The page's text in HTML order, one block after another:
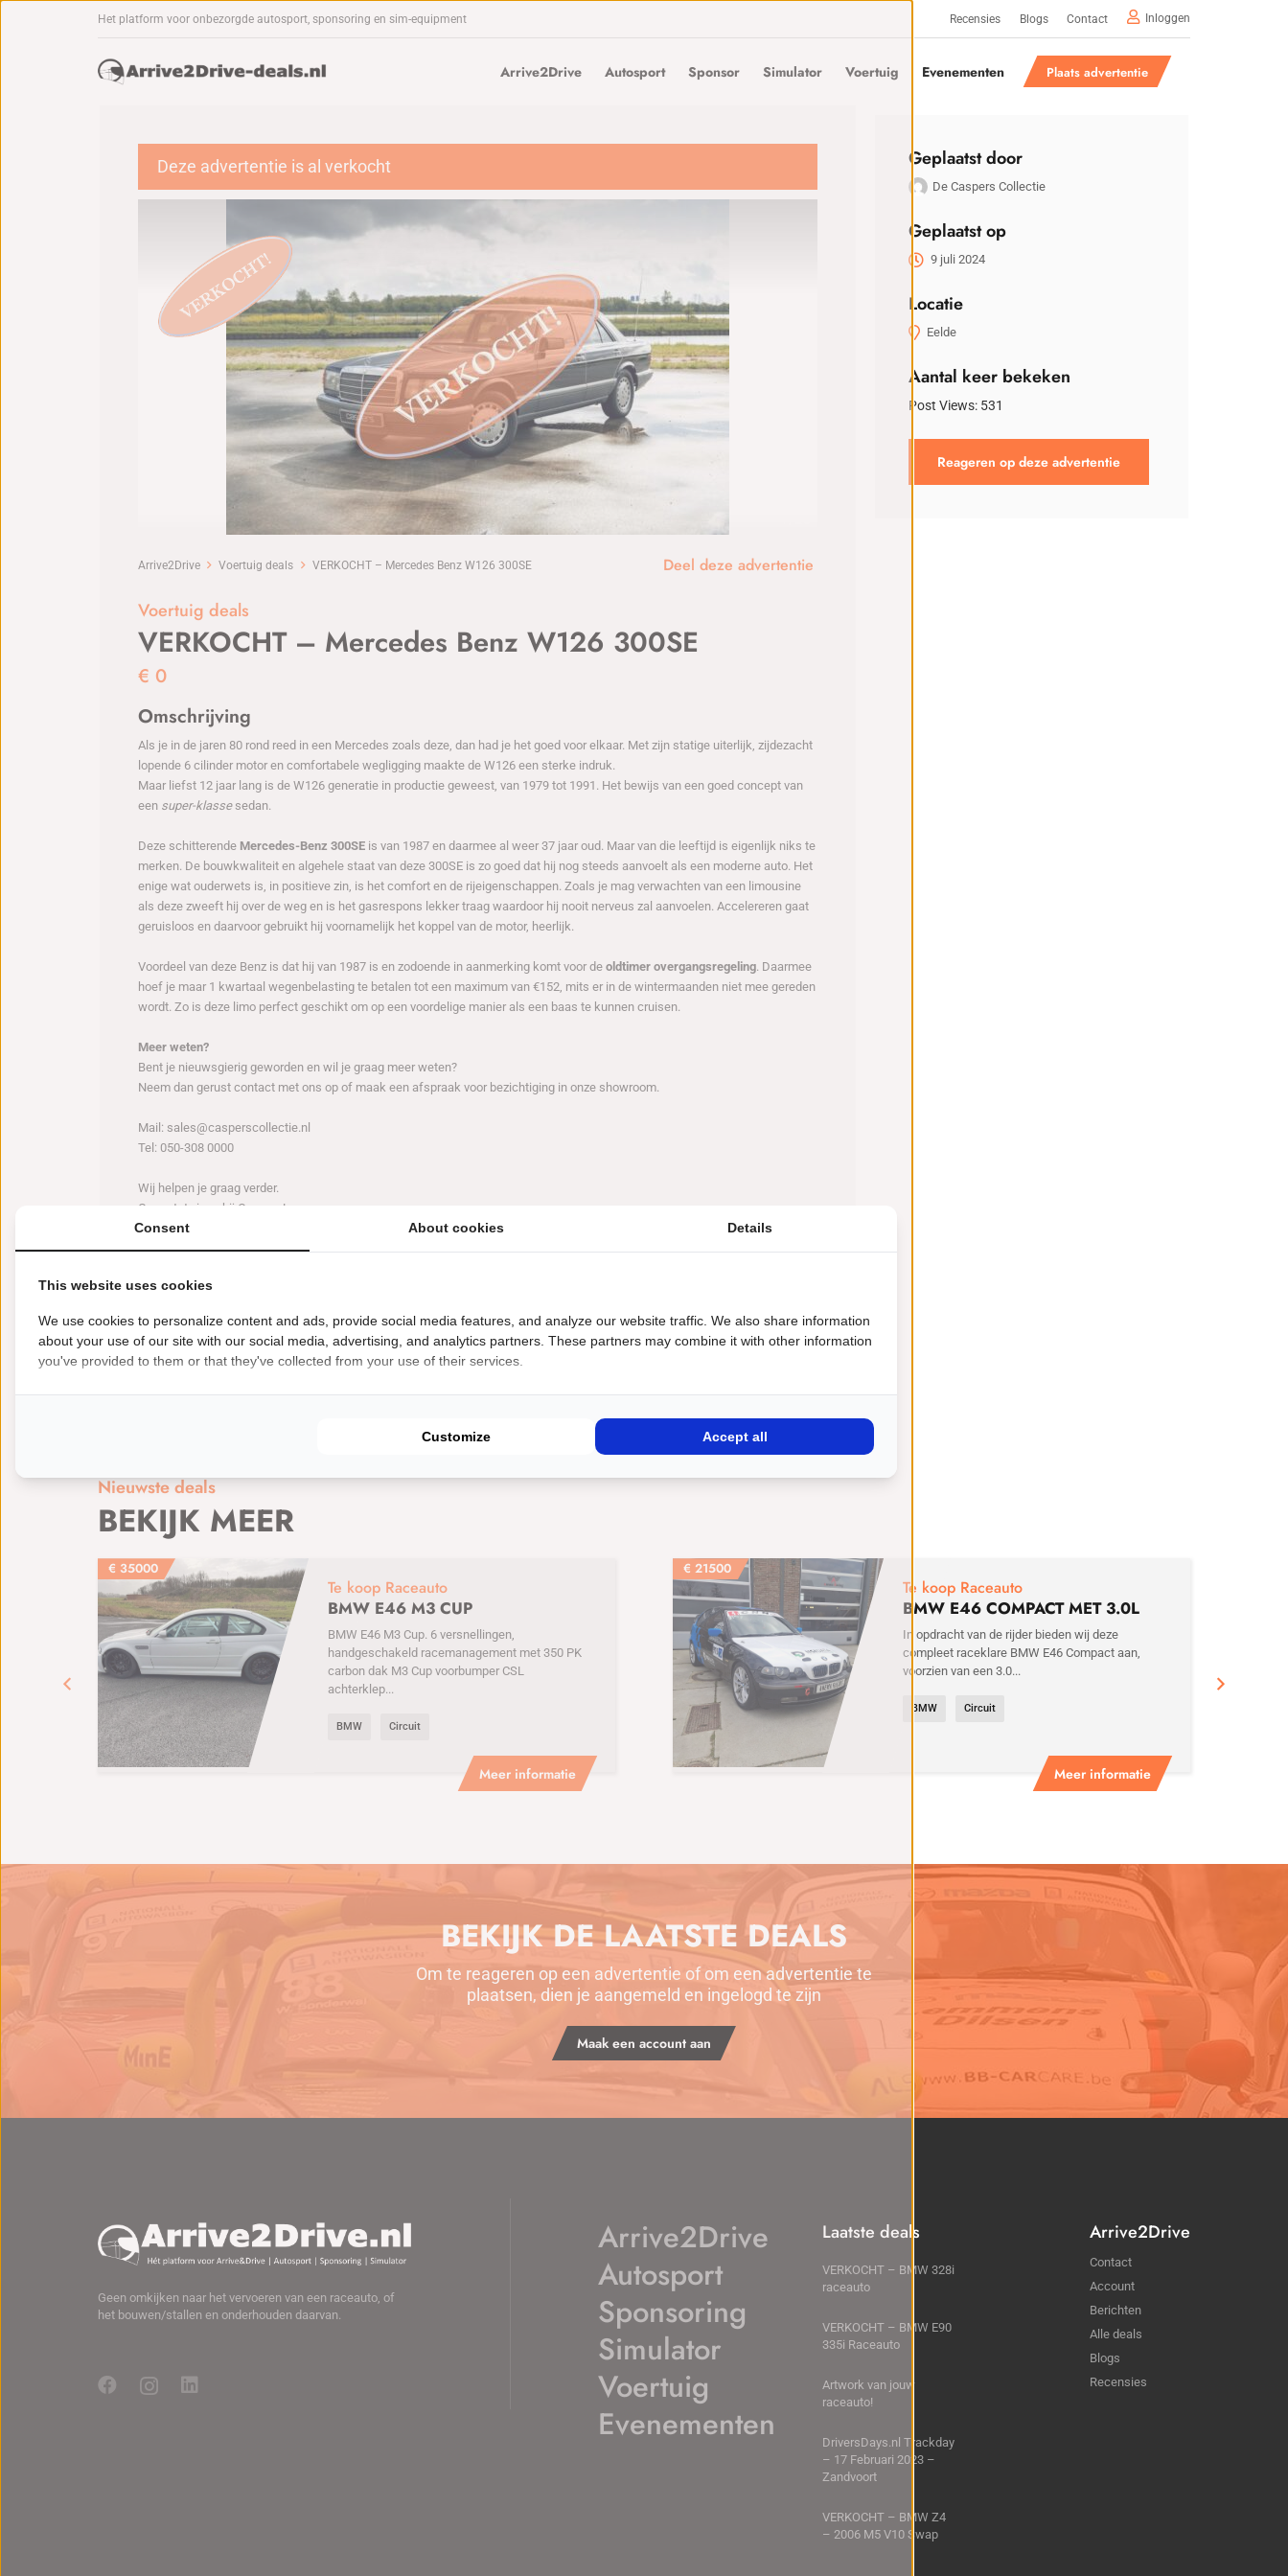
Het platform voor onbezorgde autosport, sponsoring en sim-equipment Recensies Blogs Contact Inloggen
Arrive2Drive Autosport Sponsor Simulator Voertuig Evenementen Plaats advertentie
Deze advertentie is al verkocht
Arrive2Drive Voertuig deals VERKOCHT – Mercedes Benz W126 300SE Deel deze advertentie
Voertuig deals
VERKOCHT – Mercedes Benz W126 300SE
€ 0
Omschrijving
Als je in de jaren 80 rond reed in een Mercedes zoals deze, dan had je het goed voor elkaar. Met zijn statige uiterlijk, zijdezacht
lopende 6 cilinder motor en comfortabele wegligging maakte de W126 een sterke indruk.
Maar liefst 12 jaar lang is de W126 generatie in productie geweest, van 1979 tot 1991. Het bewijs van een goed concept van
een super-klassesedan.
Deze schitterende Mercedes-Benz 300SE is van 1987 en daarmee al weer 37 jaar oud. Maar van die leeftijd is eigenlijk niks te
merken. De bouwkwaliteit en algehele staat van deze 300SE is zo goed dat hij nog steeds aanvoelt als een moderne auto. Het
enige wat ouderwets is, in positieve zin, is het comfort en de rijeigenschappen. Zoals je mag verwachten van een limousine
als deze zweeft hij over de weg en is het gasrespons lekker traag waardoor hij nooit nerveus zal aanvoelen. Accelereren gaat
geruisloos en daarvoor gebruikt hij voornamelijk het koppel van de motor, heerlijk.
Voordeel van deze Benz is dat hij van 1987 is en zodoende in aanmerking komt voor de oldtimer overgangsregeling. Daarmee
hoef je maar 1 kwartaal wegenbelasting te betalen tot een maximum van €152, mits er in de wintermaanden niet mee gereden
wordt. Zo is deze limo perfect geschikt om op een voordelige manier als een baas te kunnen cruisen.
Meer weten?
Bent je nieuwsgierig geworden en wil je graag meer weten?
Neem dan gerust contact met ons op of maak een afspraak voor bezichtiging in onze showroom.
Mail: sales@casperscollectie.nl
Tel: 050-308 0000
Wij helpen je graag verder.
Graag tot ziens bij Caspers!
Kenmerken
Auto typen: 300SE W126
Kleur: Midnight Blue Bouwjaar: 1987 Kilometerafstand: 174242 Motorinhoud (CC): 2962
Opties: Airconditioning Opties: Electrische ramen
Geplaatst door
De Caspers Collectie
Geplaatst op
9 juli 2024
Locatie
Eelde
Aantal keer bekeken
Post Views: 531
Reageren op deze advertentie
Nieuwste deals
BEKIJK MEER
€ 35000
Meer informatie
Te koop Raceauto
BMW E46 M3 CUP
BMW E46 M3 Cup. 6 versnellingen,
handgeschakeld racemanagement met 350 PK
carbon dak M3 Cup voorbumper CSL
achterklep...
BMW Circuit
€ 21500
Meer informatie
Te koop Raceauto
BMW E46 COMPACT MET 3.0L
MOTOR
In opdracht van de rijder bieden wij deze
compleet raceklare BMW E46 Compact aan,
voorzien van een 3.0...
BMW Circuit
BEKIJK DE LAATSTE DEALS
Om te reageren op een advertentie of om een advertentie te
plaatsen, dien je aangemeld en ingelogd te zijn
Maak een account aan
Geen omkijken naar het vervoeren van een raceauto, of
het bouwen/stallen en onderhouden daarvan.
Arrive2Drive
Autosport
Sponsoring
Simulator
Voertuig
Evenementen
Laatste deals
VERKOCHT – BMW 328i
raceauto
VERKOCHT – BMW E90
335i Raceauto
Artwork van jouw
raceauto!
DriversDays.nl Trackday
– 17 Februari 2023 –
Zandvoort
VERKOCHT – BMW Z4
– 2006 M5 V10 Swap
Arrive2Drive
Contact
Account
Berichten
Alle deals
Blogs
Recensies
Consent About cookies Details
This website uses cookies
We use cookies to personalize content and ads, provide social media features, and analyze our website traffic. We also share information
about your use of our site with our social media, advertising, and analytics partners. These partners may combine it with other information
you've provided to them or that they've collected from your use of their services.
Customize Accept all